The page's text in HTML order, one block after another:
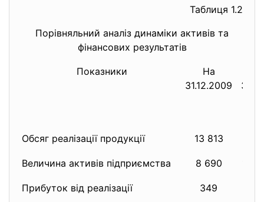
Таблиця 1.2
Порівняльний аналіз динаміки активів та
фінансових результатів
Показники
На
31.12.2009
Обсяг реалізації продукції 13 813
Величина активів підприємства 8 690
Прибуток від реалізації 349